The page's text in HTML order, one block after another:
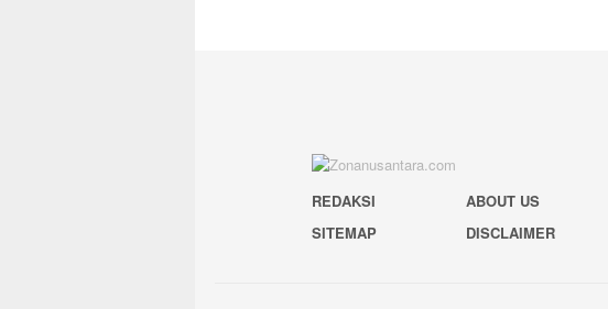
REDAKSI ABOUT US
SITEMAP
DISCLAIMER